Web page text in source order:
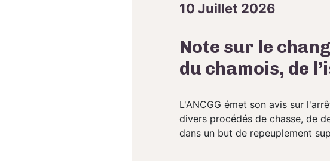
10 Juillet 2026
Note sur le
du chamois, de
L'ANCGG émet son avis sur
divers procédés de chasse, de
dans un but de repeuplement